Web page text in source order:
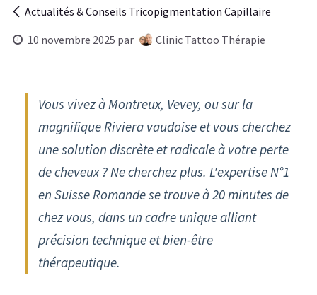
Actualités & Conseils Tricopigmentation Capillaire
10 novembre 2025 par Clinic Tattoo Thérapie
Vous vivez à Montreux, Vevey, ou sur la
magnifique Riviera vaudoise et vous cherchez
une solution discrète et radicale à votre perte
de cheveux ? Ne cherchez plus. L'expertise N°1
en Suisse Romande se trouve à 20 minutes de
chez vous, dans un cadre unique alliant
précision technique et bien-être
thérapeutique.